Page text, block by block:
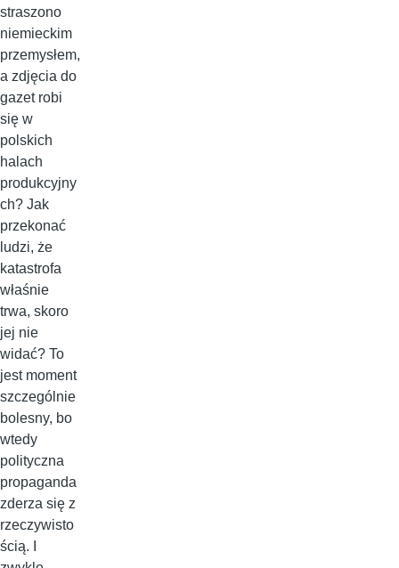
straszono
niemieckim
przemysłem,
a zdjęcia do
gazet robi
się w
polskich
halach
produkcyjny
ch? Jak
przekonać
ludzi, że
katastrofa
właśnie
trwa, skoro
jej nie
widać? To
jest moment
szczególnie
bolesny, bo
wtedy
polityczna
propaganda
zderza się z
rzeczywisto
ścią. I